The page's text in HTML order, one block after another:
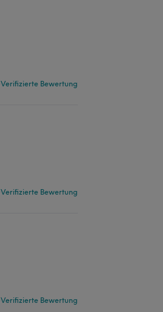
Verifizierte Bewertung
Verifizierte Bewertung
Verifizierte Bewertung